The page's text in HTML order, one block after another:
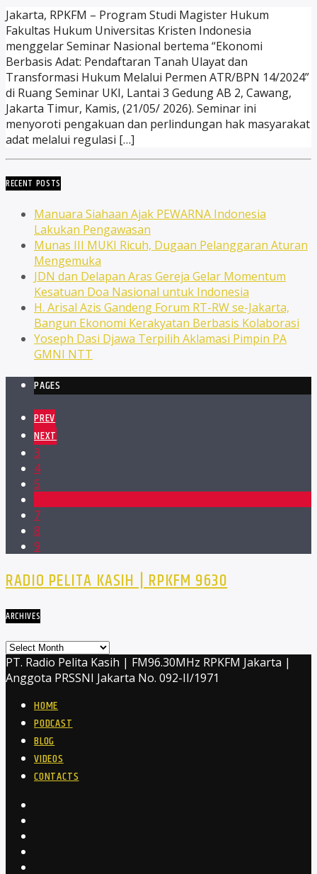
Jakarta, RPKFM – Program Studi Magister Hukum
Fakultas Hukum Universitas Kristen Indonesia
menggelar Seminar Nasional bertema “Ekonomi
Berbasis Adat: Pendaftaran Tanah Ulayat dan
Transformasi Hukum Melalui Permen ATR/BPN 14/2024”
di Ruang Seminar UKI, Lantai 3 Gedung AB 2, Cawang,
Jakarta Timur, Kamis, (21/05/ 2026). Seminar ini
menyoroti pengakuan dan perlindungan hak masyarakat
adat melalui regulasi […]
RECENT POSTS
Manuara Siahaan Ajak PEWARNA Indonesia
Lakukan Pengawasan
Munas III MUKI Ricuh, Dugaan Pelanggaran Aturan
Mengemuka
JDN dan Delapan Aras Gereja Gelar Momentum
Kesatuan Doa Nasional untuk Indonesia
H. Arisal Azis Gandeng Forum RT-RW se-Jakarta,
Bangun Ekonomi Kerakyatan Berbasis Kolaborasi
Yoseph Dasi Djawa Terpilih Aklamasi Pimpin PA
GMNI NTT
PAGES
PREV
NEXT
3
4
5
7
8
9
RADIO PELITA KASIH | RPKFM 9630
ARCHIVES
Archives
PT. Radio Pelita Kasih | FM96.30MHz RPKFM Jakarta |
Anggota PRSSNI Jakarta No. 092-II/1971
HOME
PODCAST
BLOG
VIDEOS
CONTACTS